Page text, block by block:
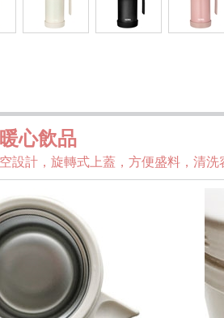
心飲品
設計，旋轉式上蓋，方便盛料，清洗